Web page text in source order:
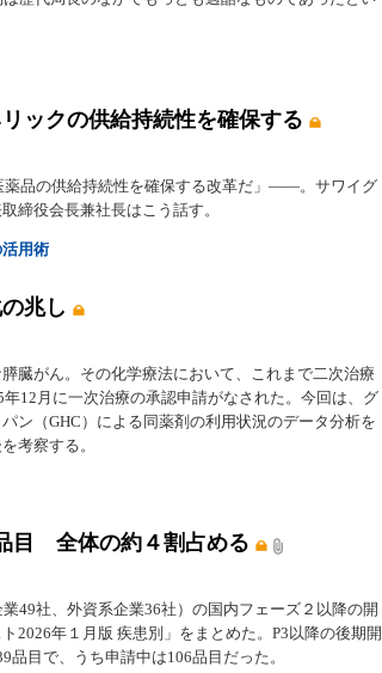
ックの供給持続性を確保する
薬品の供給持続性を確保する改革だ」――。サワイグ
締役会長兼社長はこう話す。
用術
兆し
臓がん。その化学療法において、これまで二次治療
12月に一次治療の承認申請がなされた。今回は、グ
ン（GHC）による同薬剤の利用状況のデータ分析を
考察する。
目 全体の約４割占める
49社、外資系企業36社）の国内フェーズ２以降の開
2026年１月版 疾患別」をまとめた。P3以降の後期開
目で、うち申請中は106品目だった。